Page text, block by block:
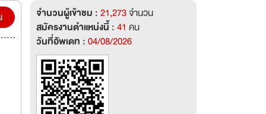
จำนวนผู้เข้าชม :21,273จำนวน
สมัครงานตำแหน่งนี้ :41 คน
วันที่อัพเดท :04/08/2026